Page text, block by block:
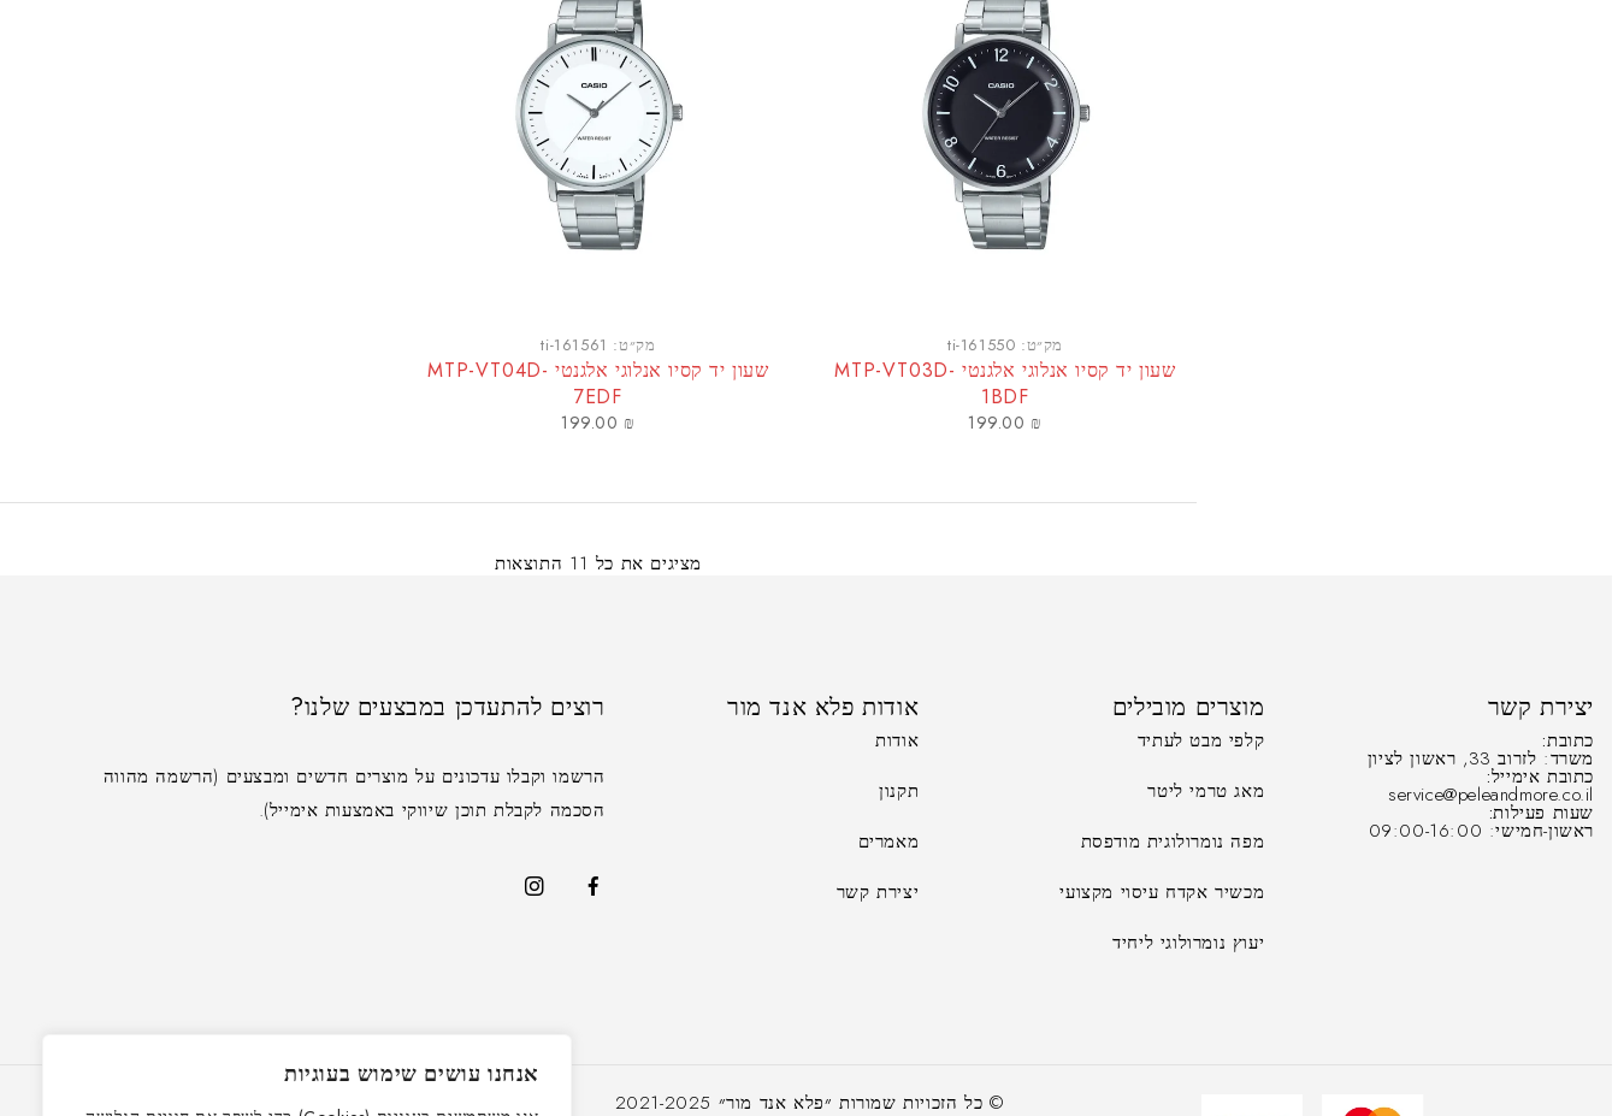
אנחנו עושים שימוש בעוגיות
מק״ט: ti-161550
שעון יד קסיו אנלוגי אלגנטי MTP-VT03D-
1BDF
199.00₪
מק״ט: ti-161561
שעון יד קסיו אנלוגי אלגנטי MTP-VT04D-
7EDF
199.00₪
מציגים את כל ⁦11⁩ התוצאות
יצירת קשר
כתובת:
משרד: לזרוב 33, ראשון לציון
כתובת אימייל:
service@peleandmore.co.il
שעות פעילות:
ראשון-חמישי: 09:00-16:00
מוצרים מובילים
קלפי מבט לעתיד
מאג טרמי ליטר
מפה נומרולוגית מודפסת
מכשיר אקדח עיסוי מקצועי
יעוץ נומרולוגי ליחיד
אודות פלא אנד מור
אודות
תקנון
מאמרים
יצירת קשר
רוצים להתעדכן במבצעים שלנו?
הרשמו וקבלו עדכונים על מוצרים חדשים ומבצעים (הרשמה מהווה
הסכמה לקבלת תוכן שיווקי באמצעות אימייל).
© כל הזכויות שמורות ״פלא אנד מור״ 2021-2025